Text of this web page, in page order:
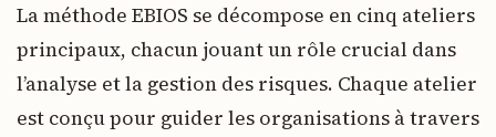
La méthode EBIOS se décompose en cinq ateliers
principaux, chacun jouant un rôle crucial dans
l’analyse et la gestion des risques. Chaque atelier
est conçu pour guider les organisations à travers